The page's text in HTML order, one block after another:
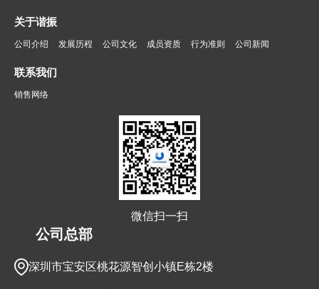
关于谐振
公司介绍 发展历程 公司文化 成员资质 行为准则 公司新闻
联系我们
销售网络
微信扫一扫
公司总部
深圳市宝安区桃花源智创小镇E栋2楼